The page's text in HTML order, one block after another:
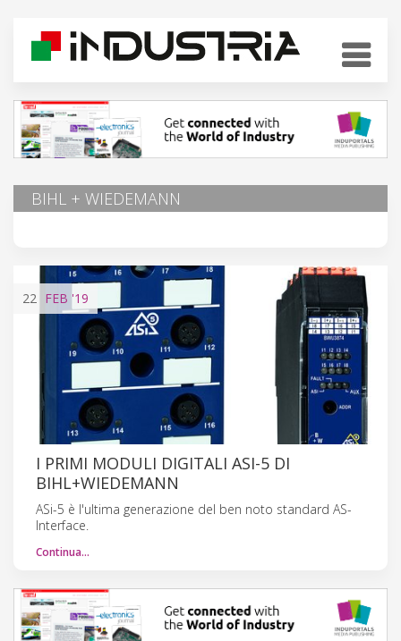
BIHL + WIEDEMANN
22 FEB '19
I PRIMI MODULI DIGITALI ASI-5 DI
BIHL+WIEDEMANN
ASi-5 è l'ultima generazione del ben noto standard AS-
Interface.
Continua…